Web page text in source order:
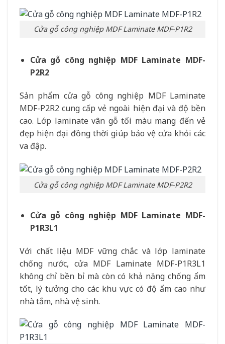
Cửa gỗ công nghiệp MDF Laminate MDF-P1R2
Cửa gỗ công nghiệp MDF Laminate MDF-
P2R2
Sản phẩm cửa gỗ công nghiệp MDF Laminate
MDF-P2R2 cung cấp vẻ ngoài hiện đại và độ bền
cao. Lớp laminate vân gỗ tối màu mang đến vẻ
đẹp hiện đại đồng thời giúp bảo vệ cửa khỏi các
va đập.
Cửa gỗ công nghiệp MDF Laminate MDF-P2R2
Cửa gỗ công nghiệp MDF Laminate MDF-
P1R3L1
Với chất liệu MDF vững chắc và lớp laminate
chống nước, cửa MDF Laminate MDF-P1R3L1
không chỉ bền bỉ mà còn có khả năng chống ẩm
tốt, lý tưởng cho các khu vực có độ ẩm cao như
nhà tắm, nhà vệ sinh.